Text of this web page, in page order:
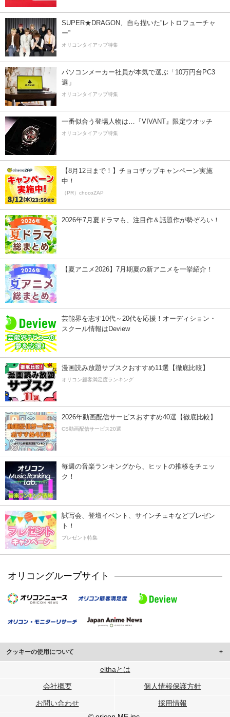
SUPER★DRAGON、自ら描いた”レトロフューチャ
ー”
オリコンタイアップ特集
パソコンメーカー社員が本気で選ぶ「10万円台PC3
選」
オリコンタイアップ特集
一番似合う登場人物は…『VIVANT』限定ウオッチ
オリコンタイアップ特集
【8月12日まで！】チョコザップキャンペーン実施
中！
（PR）chocoZAP
2026年7月夏ドラマも、注目作＆話題作が勢ぞろい！
【夏アニメ2026】7月期夏の新アニメを一挙紹介！
芸能界を志す10代～20代を応援！オーディション・
スクール情報はDeview
漫画読み放題サブスクおすすめ11選【徹底比較】
オリコン顧客満足度ランキング
2026年動画配信サービスおすすめ40選【徹底比較】
CS動画配信サービス20選
毎週の音楽ランキングから、ヒットの推移をチェッ
ク！
試写会、登壇イベント、サインチェキなどプレゼン
ト！
プレゼント特集
オリコングループサイト
クッキーの使用について
このサイトでは Cookie を使用して、ユーザーに合わせたコンテンツや広告の
行っています。
メディアや広告配信、データ解析の各パートナーに提供しています。
各パートナーは、この情報とユーザーが各パートナーに提供した他の情報や、
elthaとは
会社概要 個人情報保護方針
お問い合わせ
採用情報